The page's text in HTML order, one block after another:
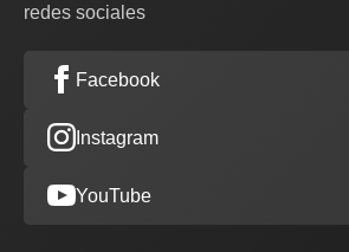
redes sociales
Facebook
Instagram
YouTube